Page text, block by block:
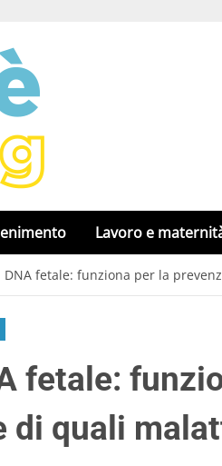
Lavoro e
DNA fetale: funziona per la
fetale:
di quali